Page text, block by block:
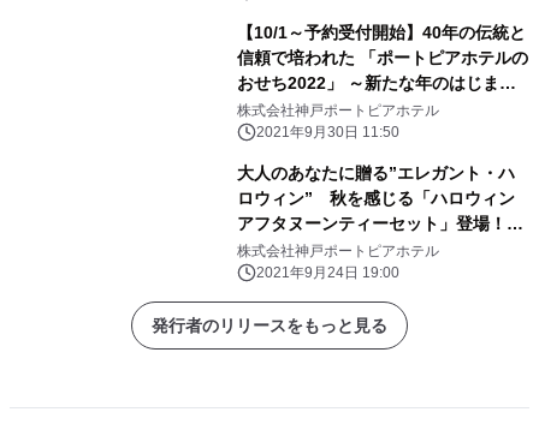
【10/1～予約受付開始】40年の伝統と
信頼で培われた 「ポートピアホテルの
おせち2022」 ～新たな年のはじまり
を大切な方と縁起良く～
株式会社神戸ポートピアホテル
2021年9月30日 11:50
大人のあなたに贈る”エレガント・ハ
ロウィン” 秋を感じる「ハロウィン
アフタヌーンティーセット」登場！
【ポートピアホテル】
株式会社神戸ポートピアホテル
2021年9月24日 19:00
発行者のリリースをもっと見る